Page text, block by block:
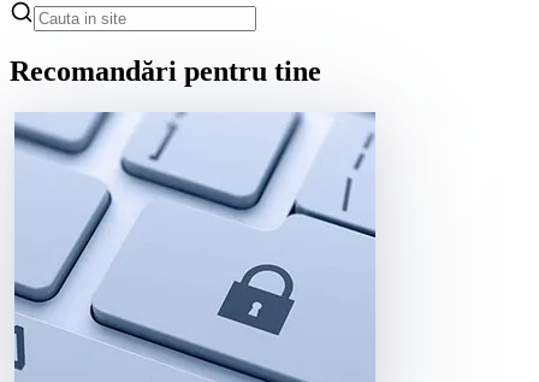
Recomandări pentru tine